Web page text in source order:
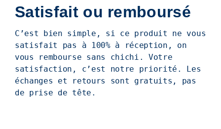
Satisfait ou remboursé
C’est bien simple, si ce produit ne vous
satisfait pas à 100% à réception, on
vous rembourse sans chichi. Votre
satisfaction, c’est notre priorité. Les
échanges et retours sont gratuits, pas
de prise de tête.